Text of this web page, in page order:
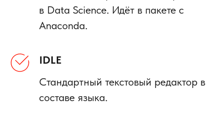
в Data Science. Идёт в пакете с
Anaconda.
IDLE
Стандартный текстовый редактор в
составе языка.